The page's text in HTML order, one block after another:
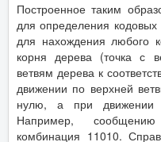
Построенное таким
для определения
для нахождения любого
корня дерева (точка с
ветвям дерева к
движении по верхней
нулю, а при
Например,
комбинация 11010.